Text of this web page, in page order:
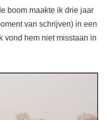
boom maakte ik drie jaar
van schrijven) in een
vond hem niet misstaan in